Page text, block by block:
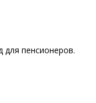
для пенсионеров.